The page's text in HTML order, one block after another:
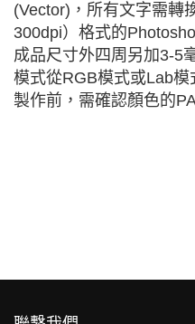
(Vector)，所有文字需轉
300dpi）格式的
成品尺寸外四周另加3-5
模式從RGB模式或Lab模
製作前，需確認顏色的